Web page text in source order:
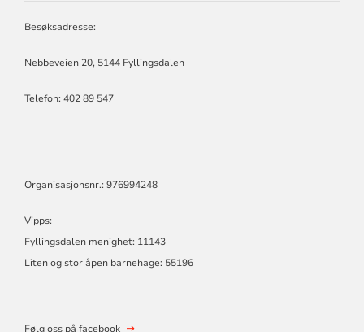
Besøksadresse:
Nebbeveien 20, 5144 Fyllingsdalen
Telefon: 402 89 547
Organisasjonsnr.: 976994248
Vipps:
Fyllingsdalen menighet: 11143
Liten og stor åpen barnehage: 55196
Følg oss på facebook